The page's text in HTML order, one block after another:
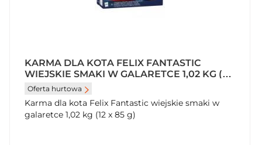
KARMA DLA KOTA FELIX FANTASTIC
WIEJSKIE SMAKI W GALARETCE 1,02 KG (12
X 85 G)
Oferta hurtowa
Karma dla kota Felix Fantastic wiejskie smaki w
galaretce 1,02 kg (12 x 85 g)